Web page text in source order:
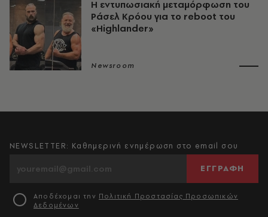
Η εντυπωσιακή μεταμόρφωση του
Ράσελ Κρόου για το reboot του
«Highlander»
Newsroom
NEWSLETTER: Καθημερινή ενημέρωση στο email σου
ΕΓΓΡΑΦΗ
Αποδέχομαι την Πολιτική Προστασίας Προσωπικών
Δεδομένων